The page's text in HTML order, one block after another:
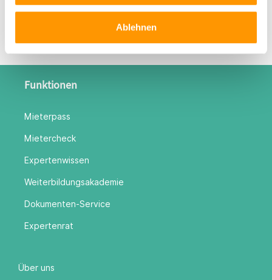
Ablehnen
Funktionen
Mieterpass
Mietercheck
Expertenwissen
Weiterbildungsakademie
Dokumenten-Service
Expertenrat
Über uns